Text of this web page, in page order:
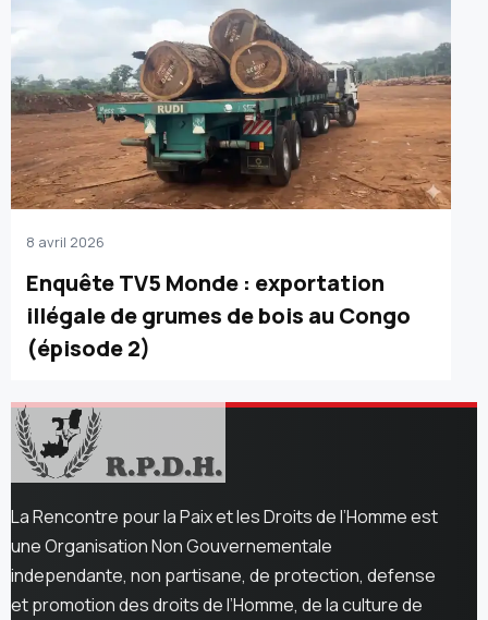
8 avril 2026
Enquête TV5 Monde : exportation
illégale de grumes de bois au Congo
(épisode 2)
La Rencontre pour la Paix et les Droits de l’Homme est
une Organisation Non Gouvernementale
independante, non partisane, de protection, defense
et promotion des droits de l’Homme, de la culture de